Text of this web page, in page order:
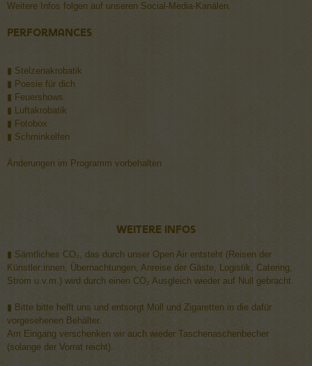
Weitere Infos folgen auf unseren Social-Media-Kanälen.
Performances
▮ Stelzenakrobatik
▮ Poesie für dich
▮ Feuershows
▮ Luftakrobatik
▮ Fotobox
▮ Schminkelfen
Änderungen im Programm vorbehalten
Weitere Infos
▮ Sämtliches CO₂, das durch unser Open Air entsteht (Reisen der
Künstler:innen, Übernachtungen, Anreise der Gäste, Logistik, Catering,
Strom u.v.m.) wird durch einen CO₂ Ausgleich wieder auf Null gebracht.
▮ Bitte bitte helft uns und entsorgt Müll und Zigaretten in die dafür
vorgesehenen Behälter.
Am Eingang verschenken wir auch wieder Taschenaschenbecher
(solange der Vorrat reicht).